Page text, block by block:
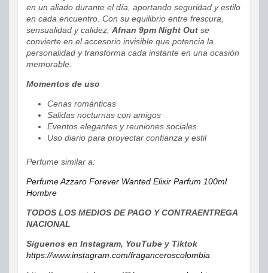
en un aliado durante el día, aportando seguridad y estilo
en cada encuentro. Con su equilibrio entre frescura,
sensualidad y calidez, Afnan 9pm Night Out se
convierte en el accesorio invisible que potencia la
personalidad y transforma cada instante en una ocasión
memorable.
Momentos de uso
Cenas románticas
Salidas nocturnas con amigos
Eventos elegantes y reuniones sociales
Uso diario para proyectar confianza y estil
Perfume similar a:
Perfume Azzaro Forever Wanted Elixir Parfum 100ml
Hombre
TODOS LOS MEDIOS DE PAGO Y CONTRAENTREGA
NACIONAL
Síguenos en Instagram, YouTube y Tiktok
https://www.instagram.com/fraganceroscolombia